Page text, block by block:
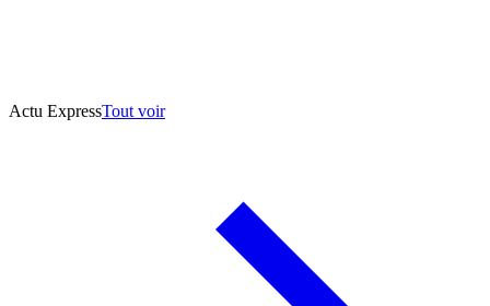
Actu ExpressTout voir